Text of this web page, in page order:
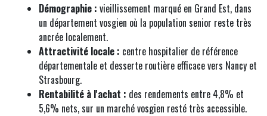
Démographie : vieillissement marqué en Grand Est, dans
un département vosgien où la population senior reste très
ancrée localement.
Attractivité locale : centre hospitalier de référence
départementale et desserte routière efficace vers Nancy et
Strasbourg.
Rentabilité à l'achat : des rendements entre 4,8% et
5,6% nets, sur un marché vosgien resté très accessible.